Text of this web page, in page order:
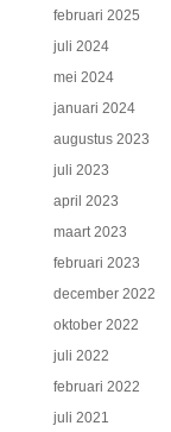
februari 2025
juli 2024
mei 2024
januari 2024
augustus 2023
juli 2023
april 2023
maart 2023
februari 2023
december 2022
oktober 2022
juli 2022
februari 2022
juli 2021